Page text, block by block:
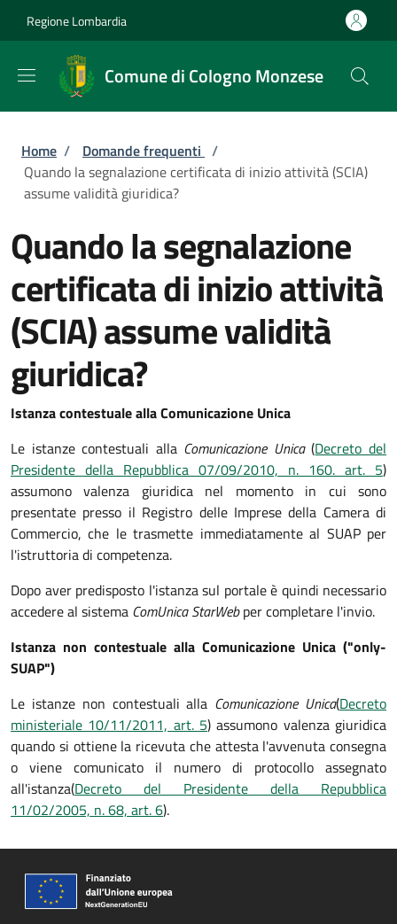
Regione Lombardia
Comune di Cologno Monzese
Briciole di pane
Home / Domande frequenti /
Quando la segnalazione certificata di inizio attività (SCIA)
assume validità giuridica?
Quando la segnalazione
certificata di inizio attività
(SCIA) assume validità
giuridica?
Istanza contestuale alla Comunicazione Unica
Le istanze contestuali alla Comunicazione Unica(Decreto del
Presidente della Repubblica 07/09/2010, n. 160. art. 5)
assumono valenza giuridica nel momento in cui sono
presentate presso il Registro delle Imprese della Camera di
Commercio, che le trasmette immediatamente al SUAP per
l'istruttoria di competenza.
Dopo aver predisposto l'istanza sul portale è quindi necessario
accedere al sistema ComUnica StarWebper completare l'invio.
Istanza non contestuale alla Comunicazione Unica ("only-
SUAP")
Le istanze non contestuali alla Comunicazione Unica(Decreto
ministeriale 10/11/2011, art. 5) assumono valenza giuridica
quando si ottiene la ricevuta che attesta l'avvenuta consegna
o viene comunicato il numero di protocollo assegnato
all'istanza(Decreto del Presidente della Repubblica
11/02/2005, n. 68, art. 6).